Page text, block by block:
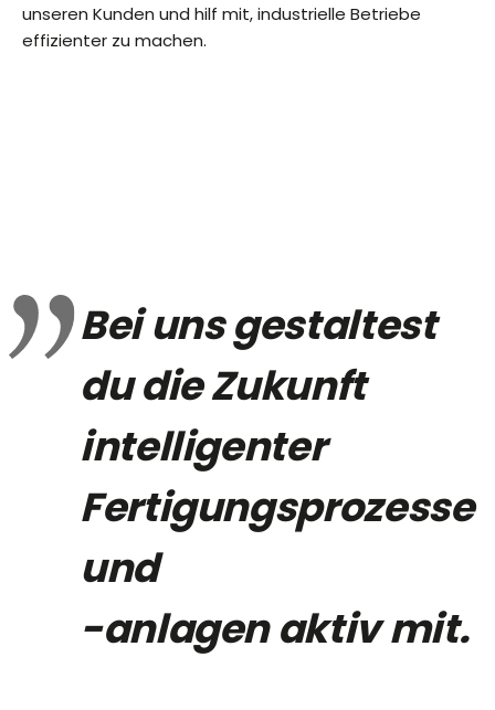
unseren Kunden und hilf mit, industrielle Betriebe
effizienter zu machen.
Bei uns gestaltest
du die Zukunft
intelligenter
Fertigungsprozesse
und
-anlagen aktiv mit.